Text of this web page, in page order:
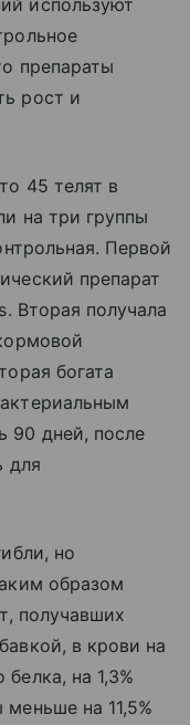
препараты
рост и
45 телят в
на три группы
Первой
препарат
Вторая получала
богата
90 дней, после
для
но
образом
получавших
в крови на
на 1,3%
на 11,5%